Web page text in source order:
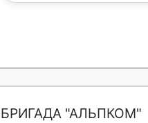
БРИГАДА "АЛЬПКОМ"